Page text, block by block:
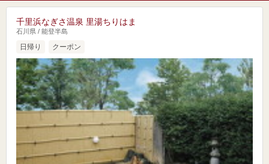
千里浜なぎさ温泉 里湯ちりはま
石川県 / 能登半島
日帰り クーポン